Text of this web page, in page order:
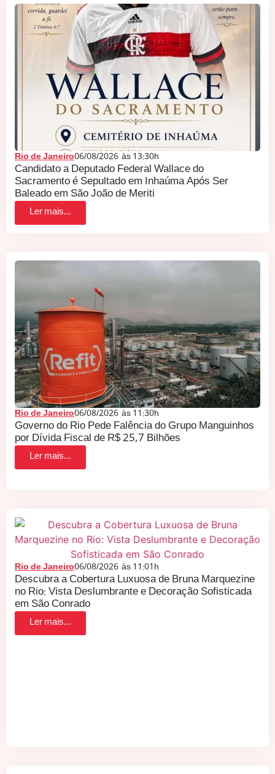
Rio de Janeiro06/08/2026 às13:30h
Candidato a Deputado Federal Wallace do
Sacramento é Sepultado em Inhaúma Após Ser
Baleado em São João de Meriti
Ler mais...
Rio de Janeiro06/08/2026 às11:30h
Governo do Rio Pede Falência do Grupo Manguinhos
por Dívida Fiscal de R$ 25,7 Bilhões
Ler mais...
Rio de Janeiro06/08/2026 às11:01h
Descubra a Cobertura Luxuosa de Bruna Marquezine
no Rio: Vista Deslumbrante e Decoração Sofisticada
em São Conrado
Ler mais...